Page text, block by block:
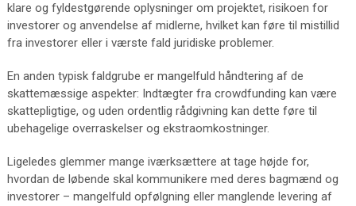
klare og fyldestgørende oplysninger om projektet, risikoen for
investorer og anvendelse af midlerne, hvilket kan føre til mistillid
fra investorer eller i værste fald juridiske problemer.
En anden typisk faldgrube er mangelfuld håndtering af de
skattemæssige aspekter: Indtægter fra crowdfunding kan være
skattepligtige, og uden ordentlig rådgivning kan dette føre til
ubehagelige overraskelser og ekstraomkostninger.
Ligeledes glemmer mange iværksættere at tage højde for,
hvordan de løbende skal kommunikere med deres bagmænd og
investorer – mangelfuld opfølgning eller manglende levering af